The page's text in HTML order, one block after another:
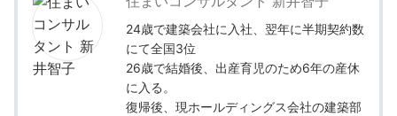
24歳で建築会社に入社、翌年に半期契約数
にて全国3位
26歳で結婚後、出産育児のため6年の産休
に入る。
復帰後、現ホールディングス会社の建築部